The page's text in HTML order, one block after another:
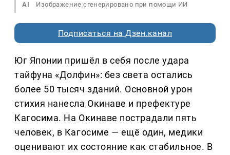
AI Изображение сгенерировано при помощи ИИ
Подписаться на Дзен.канал
Юг Японии пришёл в себя после удара
тайфуна «Долфин»: без света остались
более 50 тысяч зданий. Основной урон
стихия нанесла Окинаве и префектуре
Кагосима. На Окинаве пострадали пять
человек, в Кагосиме — ещё один, медики
оценивают их состояние как стабильное. В